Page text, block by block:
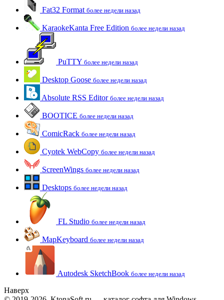
Fat32 Format более недели назад
KaraokeKanta Free Edition более недели назад
PuTTY более недели назад
Desktop Goose более недели назад
Absolute RSS Editor более недели назад
BOOTICE более недели назад
ComicRack более недели назад
Cyotek WebCopy более недели назад
ScreenWings более недели назад
Desktops более недели назад
FL Studio более недели назад
MapKeyboard более недели назад
Autodesk SketchBook более недели назад
Наверх